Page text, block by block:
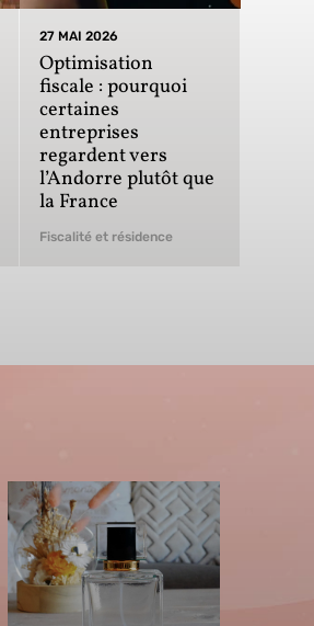
27 MAI 2026
Optimisation
fiscale : pourquoi
certaines
entreprises
regardent vers
l’Andorre plutôt que
la France
Fiscalité et résidence